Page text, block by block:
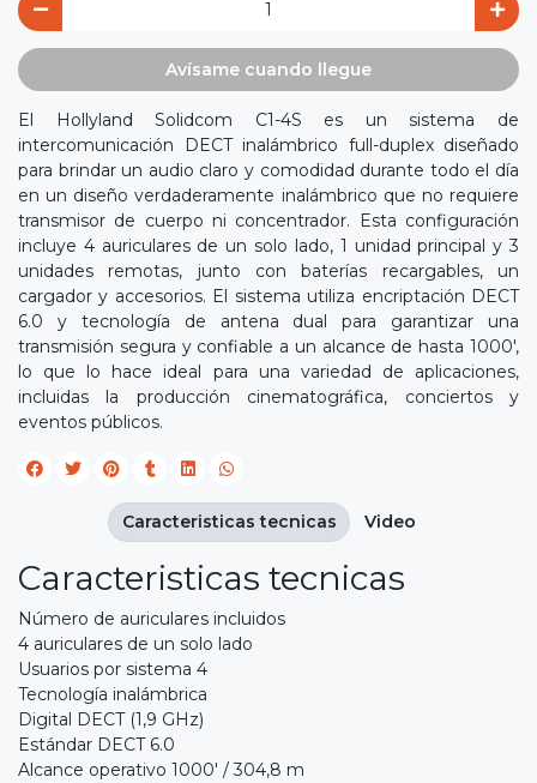
Avísame cuando llegue
El Hollyland Solidcom C1-4S es un sistema de
intercomunicación DECT inalámbrico full-duplex diseñado
para brindar un audio claro y comodidad durante todo el día
en un diseño verdaderamente inalámbrico que no requiere
transmisor de cuerpo ni concentrador. Esta configuración
incluye 4 auriculares de un solo lado, 1 unidad principal y 3
unidades remotas, junto con baterías recargables, un
cargador y accesorios. El sistema utiliza encriptación DECT
6.0 y tecnología de antena dual para garantizar una
transmisión segura y confiable a un alcance de hasta 1000',
lo que lo hace ideal para una variedad de aplicaciones,
incluidas la producción cinematográfica, conciertos y
eventos públicos.
Caracteristicas tecnicas
Número de auriculares incluidos
4 auriculares de un solo lado
Usuarios por sistema 4
Tecnología inalámbrica
Digital DECT (1,9 GHz)
Estándar DECT 6.0
Alcance operativo 1000' / 304,8 m
Caracteristicas tecnicas Video